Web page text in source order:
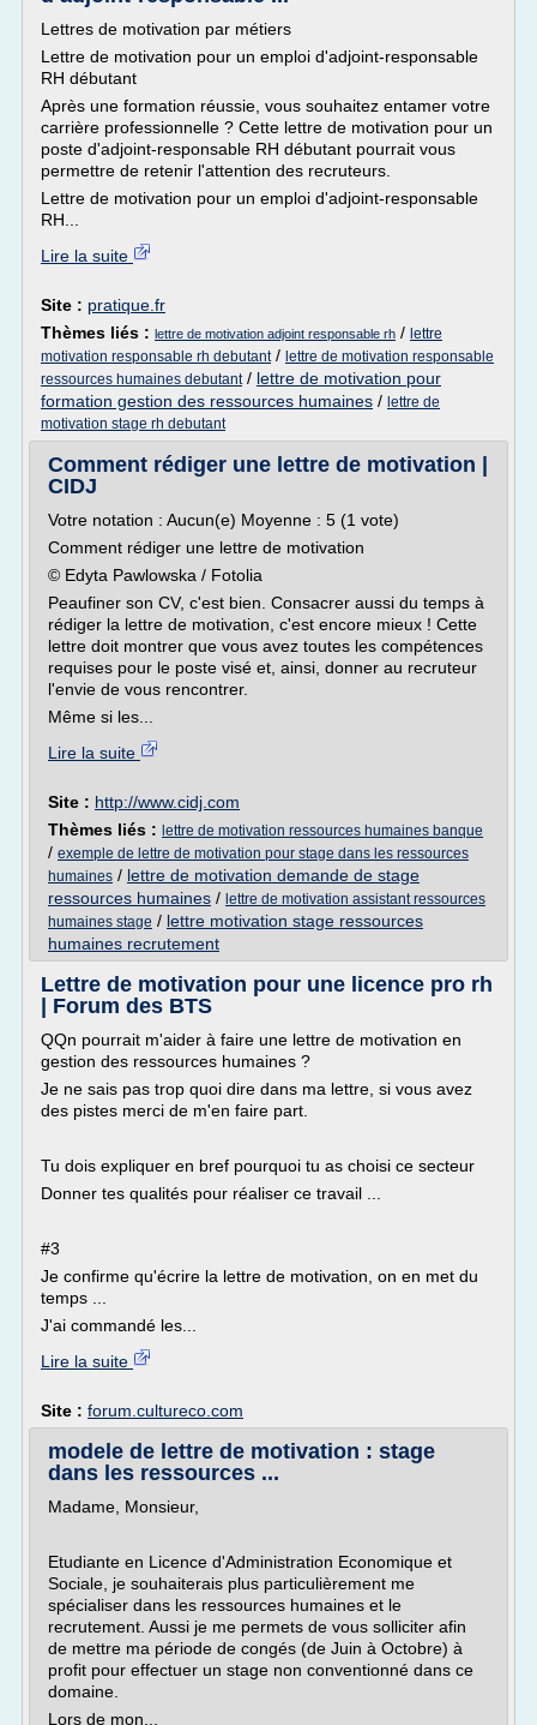
Lettres de motivation par métiers
Lettre de motivation pour un emploi d'adjoint-responsable
RH débutant
Après une formation réussie, vous souhaitez entamer votre
carrière professionnelle ? Cette lettre de motivation pour un
poste d'adjoint-responsable RH débutant pourrait vous
permettre de retenir l'attention des recruteurs.
Lettre de motivation pour un emploi d'adjoint-responsable
RH...
Lire la suite
Site : pratique.fr
Thèmes liés : lettre de motivation adjoint responsable rh / lettre
motivation responsable rh debutant/ lettre de motivation responsable
ressources humaines debutant/ lettre de motivation pour
formation gestion des ressources humaines / lettre de
motivation stage rh debutant
Comment rédiger une lettre de motivation |
CIDJ
Votre notation : Aucun(e) Moyenne : 5 (1 vote)
Comment rédiger une lettre de motivation
© Edyta Pawlowska / Fotolia
Peaufiner son CV, c'est bien. Consacrer aussi du temps à
rédiger la lettre de motivation, c'est encore mieux ! Cette
lettre doit montrer que vous avez toutes les compétences
requises pour le poste visé et, ainsi, donner au recruteur
l'envie de vous rencontrer.
Même si les...
Lire la suite
Site : http://www.cidj.com
Thèmes liés : lettre de motivation ressources humaines banque
/ exemple de lettre de motivation pour stage dans les ressources
humaines / lettre de motivation demande de stage
ressources humaines / lettre de motivation assistant ressources
humaines stage / lettre motivation stage ressources
humaines recrutement
Lettre de motivation pour une licence pro rh
| Forum des BTS
QQn pourrait m'aider à faire une lettre de motivation en
gestion des ressources humaines ?
Je ne sais pas trop quoi dire dans ma lettre, si vous avez
des pistes merci de m'en faire part.
Tu dois expliquer en bref pourquoi tu as choisi ce secteur
Donner tes qualités pour réaliser ce travail ...
#3
Je confirme qu'écrire la lettre de motivation, on en met du
temps ...
J'ai commandé les...
Lire la suite
Site : forum.cultureco.com
modele de lettre de motivation : stage
dans les ressources ...
Madame, Monsieur,
Etudiante en Licence d'Administration Economique et
Sociale, je souhaiterais plus particulièrement me
spécialiser dans les ressources humaines et le
recrutement. Aussi je me permets de vous solliciter afin
de mettre ma période de congés (de Juin à Octobre) à
profit pour effectuer un stage non conventionné dans ce
domaine.
Lors de mon...